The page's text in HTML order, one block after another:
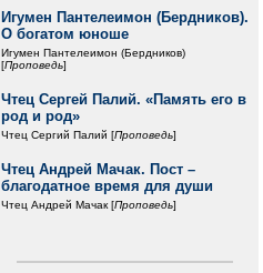
Игумен Пантелеимон (Бердников).
О богатом юноше
Игумен Пантелеимон (Бердников)
[Проповедь]
Чтец Сергей Палий. «Память его в
род и род»
Чтец Сергий Палий [Проповедь]
Чтец Андрей Мачак. Пост –
благодатное время для души
Чтец Андрей Мачак [Проповедь]